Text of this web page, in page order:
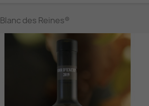
Blanc des Reines®